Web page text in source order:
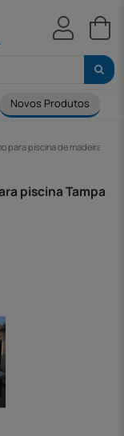
Novos Produtos
para piscina de madeira
piscina Tampa